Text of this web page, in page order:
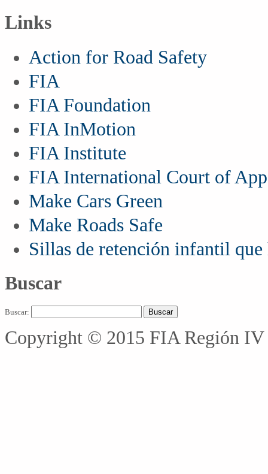
Links
Action for Road Safety
FIA
FIA Foundation
FIA InMotion
FIA Institute
FIA International Court of
Make Cars Green
Make Roads Safe
Sillas de retención infantil que
Buscar
Buscar:
Copyright © 2015 FIA Región